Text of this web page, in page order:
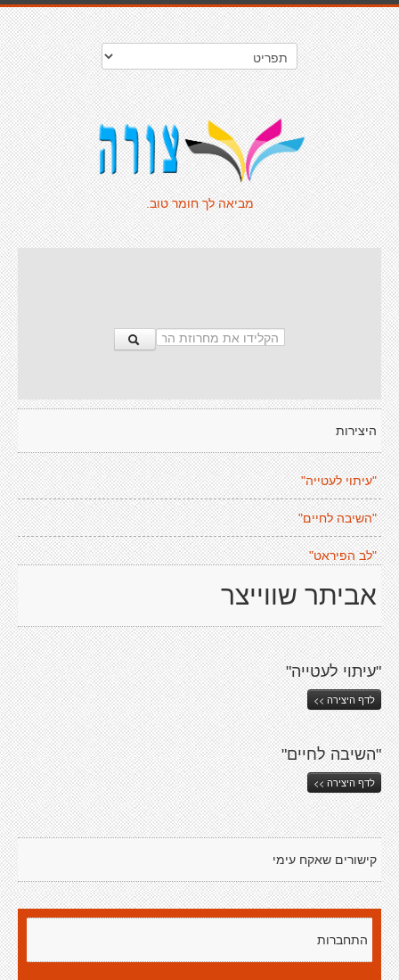
מביאה לך חומר טוב.
היצירות
"עיתוי לעטייה"
"השיבה לחיים"
"לב הפיראט"
אביתר שווייצר
"עיתוי לעטייה"
לדף היצירה >>
"השיבה לחיים"
לדף היצירה >>
קישורים שאקח עימי
התחברות